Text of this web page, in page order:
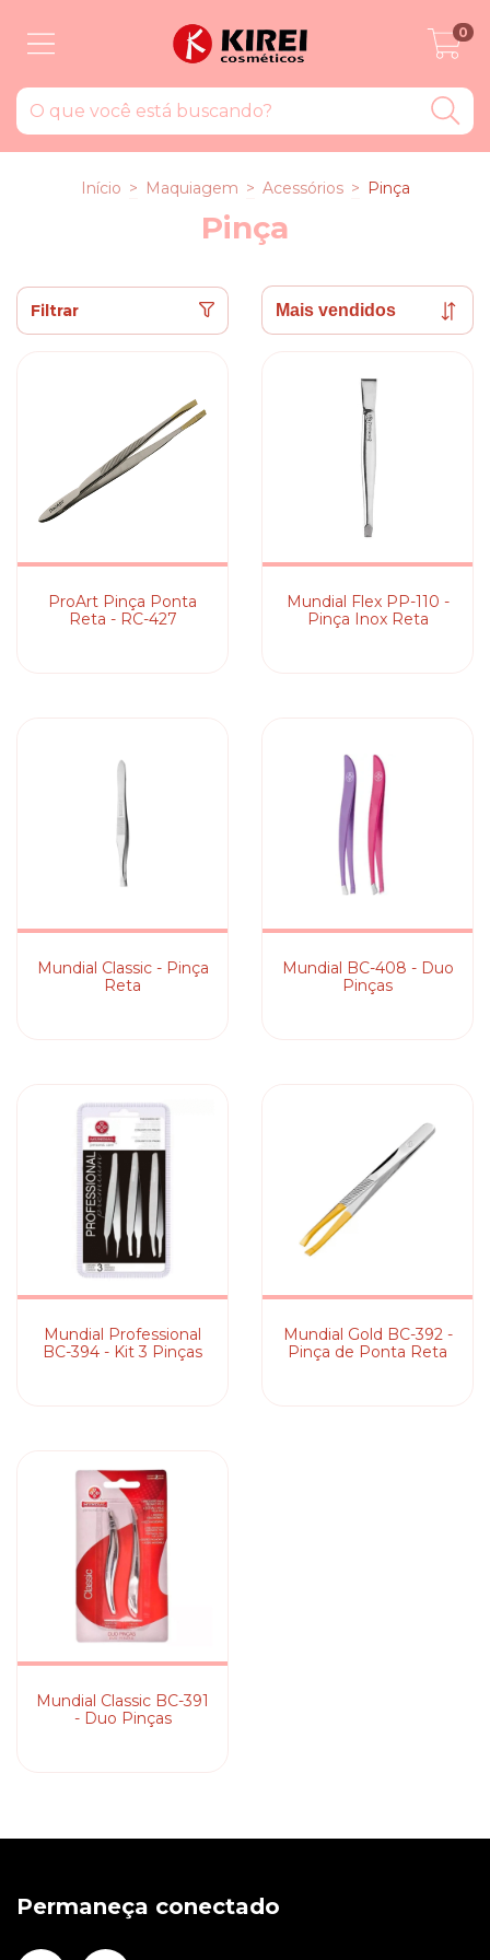
0
Início > Maquiagem > Acessórios > Pinça
Pinça
Filtrar
ProArt Pinça Ponta
Reta - RC-427
Mundial Flex PP-110 -
Pinça Inox Reta
Mundial Classic - Pinça
Reta
Mundial BC-408 - Duo
Pinças
Mundial Professional
BC-394 - Kit 3 Pinças
Mundial Gold BC-392 -
Pinça de Ponta Reta
Mundial Classic BC-391
- Duo Pinças
Permaneça conectado